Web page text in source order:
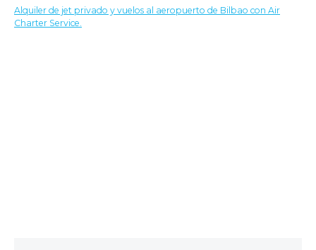
Alquiler de jet privado y vuelos al aeropuerto de Bilbao con Air
Charter Service.